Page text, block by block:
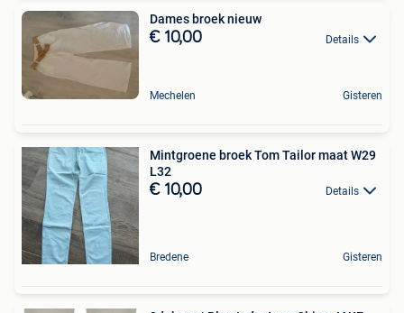
Dames broek nieuw
€ 10,00 Details
Mechelen Gisteren
Mintgroene broek Tom Tailor maat W29
L32
€ 10,00 Details
Bredene Gisteren